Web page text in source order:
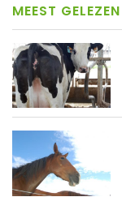
MEEST GELEZEN